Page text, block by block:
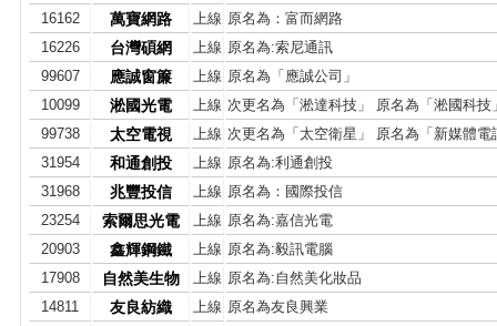
16162
萬寶網路 上線 原名為：富而網路
16226
台灣碩網 上線 原名為:索尼通訊
99607
應誠窗簾 上線 原名為「應誠公司」
10099
淞國光電 上線 次更名為「淞達科技」 原名為「淞國科技
99738
太空電視 上線 次更名為「太空衛星」 原名為「新媒體電
31954
和通創投 上線 原名為:利通創投
31968
兆豐投信 上線 原名為：國際投信
23254
索爾思光電 上線 原名為:嘉信光電
20903
鑫輝鋼鐵 上線 原名為:毅訊電腦
17908
自然美生物 上線 原名為:自然美化妝品
14811
友良紡織 上線 原名為友良興業